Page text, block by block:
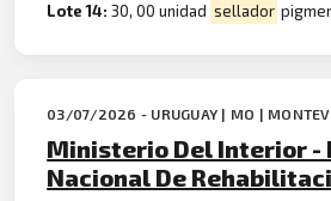
Lote 14:30, 00 unidad sellador
03/07/2026 - URUGUAY | MO |
Ministerio Del Interior
Nacional De